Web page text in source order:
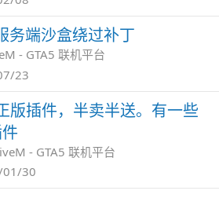
务端沙盒绕过补丁
- GTA5 联机平台
23
版插件，半卖半送。有一些
- GTA5 联机平台
30